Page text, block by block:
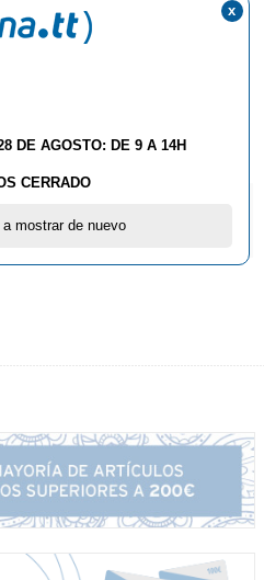
Zonatt que será coordinado por
les esperamos!
Kb)
DE AGOSTO: DE 9 A 14H
CERRADO
mostrar de nuevo
x